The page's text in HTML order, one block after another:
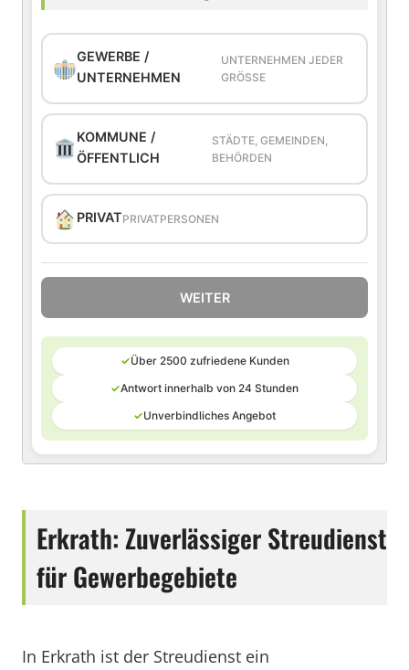
GEWERBE /
UNTERNEHMEN
UNTERNEHMEN JEDER
GRÖSSE
KOMMUNE /
ÖFFENTLICH
STÄDTE, GEMEINDEN,
BEHÖRDEN
PRIVATPRIVATPERSONEN
WEITER
✓Über 2500 zufriedene Kunden
✓Antwort innerhalb von 24 Stunden
✓Unverbindliches Angebot
Erkrath: Zuverlässiger Streudienst
für Gewerbegebiete
In Erkrath ist der Streudienst ein